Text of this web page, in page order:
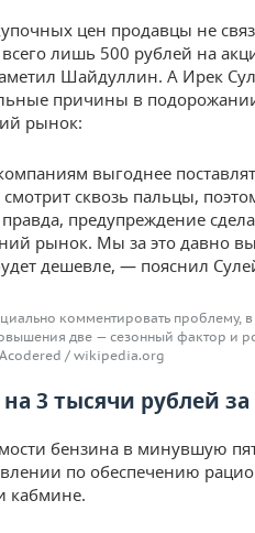
цен продавцы не
лишь 500 рублей на
Шайдуллин. А Ирек
причины в
рынок:
выгоднее
смотрит сквозь пальцы,
предупреждение
рынок. Мы за это давно
дешевле, — пояснил
комментировать проблему,
две — сезонный фактор и
/ wikipedia.org
3 тысячи рублей за
бензина в минувшую
по обеспечению
кабмине.